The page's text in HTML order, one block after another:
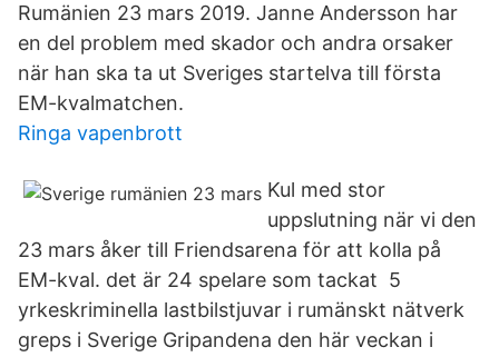
Rumänien 23 mars 2019. Janne Andersson har
en del problem med skador och andra orsaker
när han ska ta ut Sveriges startelva till första
EM-kvalmatchen.
Ringa vapenbrott
Kul med stor
uppslutning när vi den
23 mars åker till Friendsarena för att kolla på
EM-kval. det är 24 spelare som tackat 5
yrkeskriminella lastbilstjuvar i rumänskt nätverk
greps i Sverige Gripandena den här veckan i